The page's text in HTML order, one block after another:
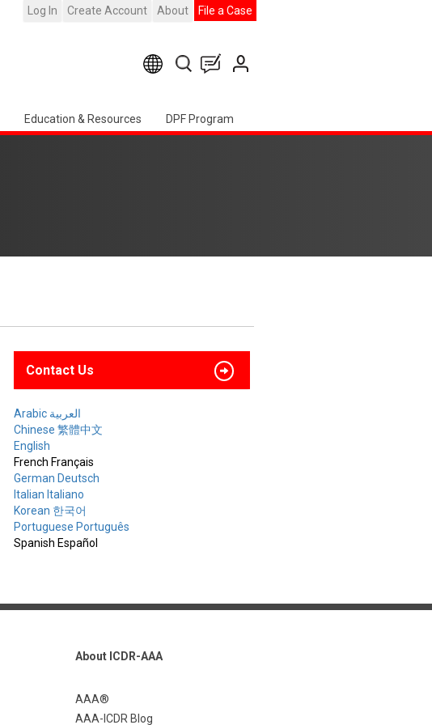
Log In Create Account About File a Case
Education & Resources DPF Program
Contact Us
Arabic العربية
Chinese 繁體中文
English
French Français
German Deutsch
Italian Italiano
Korean 한국어
Portuguese Português
Spanish Español
About ICDR-AAA
AAA®
AAA-ICDR Blog